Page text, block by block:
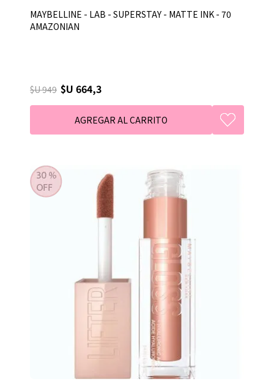
MAYBELLINE - LAB - SUPERSTAY - MATTE INK - 70
AMAZONIAN
$U 949 $U 664,3